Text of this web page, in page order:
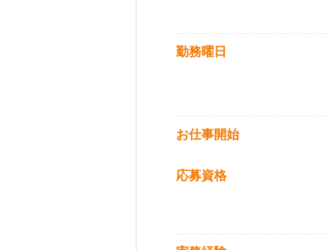
勤務曜日
お仕事開始
応募資格